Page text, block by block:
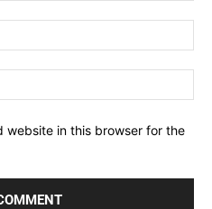
website in this browser for the